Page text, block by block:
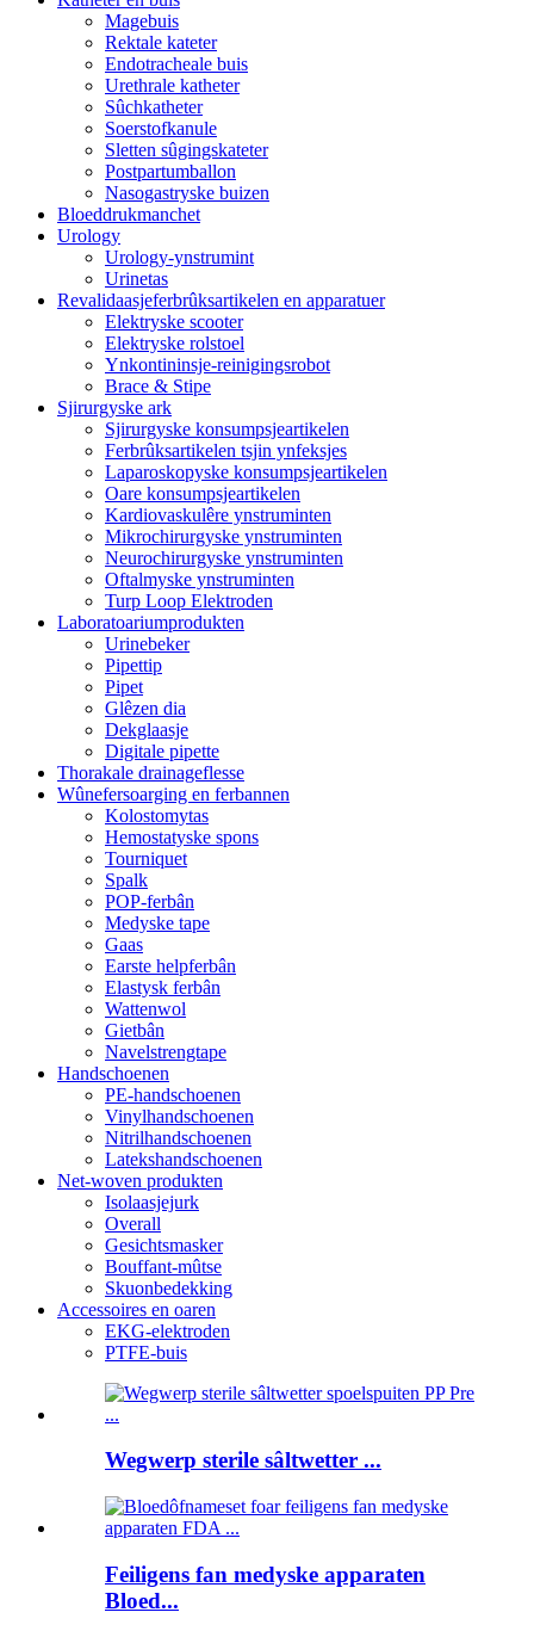
Magebuis
Rektale kateter
Endotracheale buis
Urethrale katheter
Sûchkatheter
Soerstofkanule
Sletten sûgingskateter
Postpartumballon
Nasogastryske buizen
Bloeddrukmanchet
Urology
Urology-ynstrumint
Urinetas
Revalidaasjeferbrûksartikelen en apparatuer
Elektryske scooter
Elektryske rolstoel
Ynkontininsje-reinigingsrobot
Brace & Stipe
Sjirurgyske ark
Sjirurgyske konsumpsjeartikelen
Ferbrûksartikelen tsjin ynfeksjes
Laparoskopyske konsumpsjeartikelen
Oare konsumpsjeartikelen
Kardiovaskulêre ynstruminten
Mikrochirurgyske ynstruminten
Neurochirurgyske ynstruminten
Oftalmyske ynstruminten
Turp Loop Elektroden
Laboratoariumprodukten
Urinebeker
Pipettip
Pipet
Glêzen dia
Dekglaasje
Digitale pipette
Thorakale drainageflesse
Wûnefersoarging en ferbannen
Kolostomytas
Hemostatyske spons
Tourniquet
Spalk
POP-ferbân
Medyske tape
Gaas
Earste helpferbân
Elastysk ferbân
Wattenwol
Gietbân
Navelstrengtape
Handschoenen
PE-handschoenen
Vinylhandschoenen
Nitrilhandschoenen
Latekshandschoenen
Net-woven produkten
Isolaasjejurk
Overall
Gesichtsmasker
Bouffant-mûtse
Skuonbedekking
Accessoires en oaren
EKG-elektroden
PTFE-buis
Wegwerp sterile sâltwetter ...
Feiligens fan medyske apparaten
Bloed...